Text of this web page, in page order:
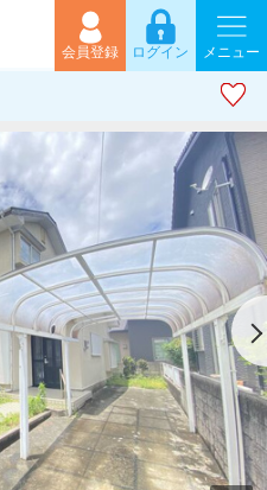
会員登録 ログイン メニュー